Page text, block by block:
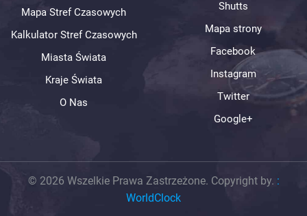
Mapa Stref Czasowych
Kalkulator Stref Czasowych
Miasta Świata
Kraje Świata
O Nas
Shutts
Mapa strony
Facebook
Instagram
Twitter
Google+
© 2026 Wszelkie Prawa Zastrzeżone. Copyright by. :
WorldClock